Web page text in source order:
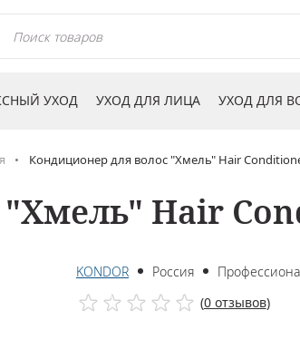
УХОД УХОД ДЛЯ ЛИЦА УХОД ДЛЯ
Кондиционер для волос "Хмель" Hair
Hair
KONDOR Россия
(0 отзывов)